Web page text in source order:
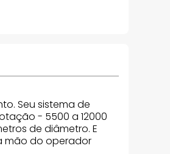
Seu sistema de
- 5500 a 12000
de diâmetro. E
mão do operador